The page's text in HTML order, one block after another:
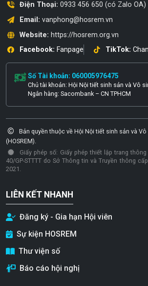
Điện Thoại: 0933 456 650 (có Zalo OA)
Email: vanphong@hosrem.vn
Website: https://hosrem.org.vn
Facebook: Fanpage TikTok:
Số Tài khoản: 060005976475
Chủ tài khoản: Hội Nội tiết sinh sản và Vô
Ngân hàng: Sacombank – CN TPHCM
Bản quyền thuộc về Hội Nội tiết sinh sản và Vô
(HOSREM).
Giấy phép số: Giấy phép thiết lập trang
40/GP-STTTT do Sở Thông tin và Truyền thông
2021.
LIÊN KẾT NHANH
Đăng ký - Gia hạn Hội viên
Sự kiện HOSREM
Thư viện số
Báo cáo hội nghị